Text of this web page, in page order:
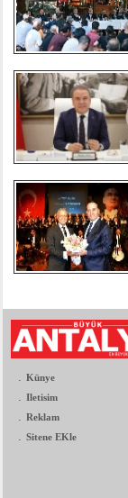
. Künye
. Iletisim
. Reklam
. Sitene EKle